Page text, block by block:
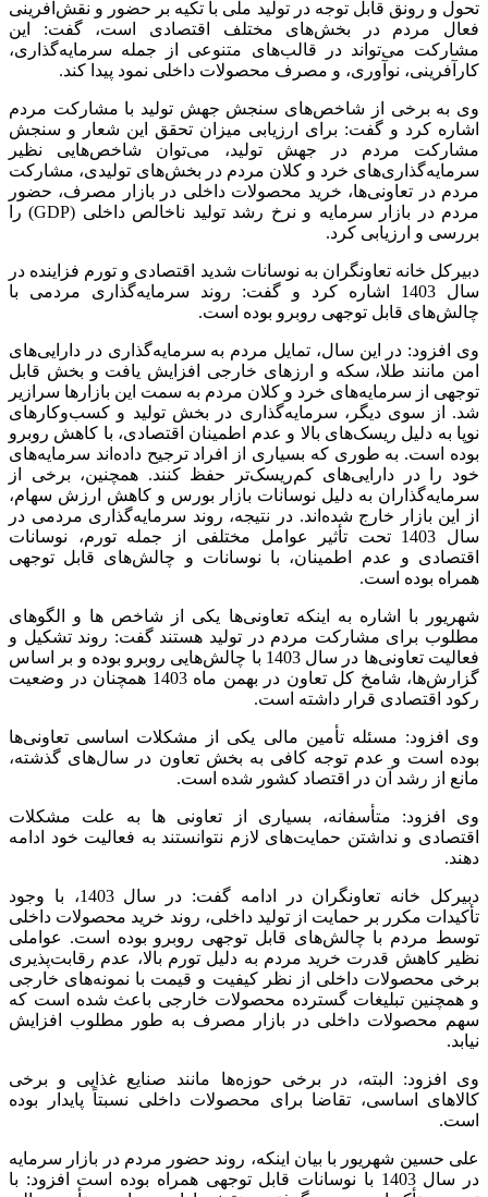
تحول و رونق قابل توجه در تولید ملی با تکیه بر حضور و نقش‌آفرینی
فعال مردم در بخش‌های مختلف اقتصادی است، گفت: این
مشارکت می‌تواند در قالب‌های متنوعی از جمله سرمایه‌گذاری،
کارآفرینی، نوآوری، و مصرف محصولات داخلی نمود پیدا کند.
وی به برخی از شاخص‌های سنجش جهش تولید با مشارکت مردم
اشاره کرد و گفت: برای ارزیابی میزان تحقق این شعار و سنجش
مشارکت مردم در جهش تولید، می‌توان شاخص‌هایی نظیر
سرمایه‌گذاری‌های خرد و کلان مردم در بخش‌های تولیدی، مشارکت
مردم در تعاونی‌ها، خرید محصولات داخلی در بازار مصرف، حضور
مردم در بازار سرمایه و نرخ رشد تولید ناخالص داخلی (GDP) را
بررسی و ارزیابی کرد.
دبیرکل خانه تعاونگران به نوسانات شدید اقتصادی و تورم فزاینده در
سال 1403 اشاره کرد و گفت: روند سرمایه‌گذاری مردمی با
چالش‌های قابل توجهی روبرو بوده است.
وی افزود: در این سال، تمایل مردم به سرمایه‌گذاری در دارایی‌های
امن مانند طلا، سکه و ارزهای خارجی افزایش یافت و بخش قابل
توجهی از سرمایه‌های خرد و کلان مردم به سمت این بازارها سرازیر
شد. از سوی دیگر، سرمایه‌گذاری در بخش تولید و کسب‌وکارهای
نوپا به دلیل ریسک‌های بالا و عدم اطمینان اقتصادی، با کاهش روبرو
بوده است. به طوری که بسیاری از افراد ترجیح داده‌اند سرمایه‌های
خود را در دارایی‌های کم‌ریسک‌تر حفظ کنند. همچنین، برخی از
سرمایه‌گذاران به دلیل نوسانات بازار بورس و کاهش ارزش سهام،
از این بازار خارج شده‌اند. در نتیجه، روند سرمایه‌گذاری مردمی در
سال 1403 تحت تأثیر عوامل مختلفی از جمله تورم، نوسانات
اقتصادی و عدم اطمینان، با نوسانات و چالش‌های قابل توجهی
همراه بوده است.
شهریور با اشاره به اینکه تعاونی‌ها یکی از شاخص ها و الگوهای
مطلوب برای مشارکت مردم در تولید هستند گفت: روند تشکیل و
فعالیت تعاونی‌ها در سال 1403 با چالش‌هایی روبرو بوده و بر اساس
گزارش‌ها، شامخ کل تعاون در بهمن ماه 1403 همچنان در وضعیت
رکود اقتصادی قرار داشته است.
وی افزود: مسئله تأمین مالی یکی از مشکلات اساسی تعاونی‌ها
بوده است و عدم توجه کافی به بخش تعاون در سال‌های گذشته،
مانع از رشد آن در اقتصاد کشور شده است.
وی افزود: متأسفانه، بسیاری از تعاونی ها به علت مشکلات
اقتصادی و نداشتن حمایت‌های لازم نتوانستند به فعالیت خود ادامه
دهند.
دبیرکل خانه تعاونگران در ادامه گفت: در سال 1403، با وجود
تأکیدات مکرر بر حمایت از تولید داخلی، روند خرید محصولات داخلی
توسط مردم با چالش‌های قابل توجهی روبرو بوده است. عواملی
نظیر کاهش قدرت خرید مردم به دلیل تورم بالا، عدم رقابت‌پذیری
برخی محصولات داخلی از نظر کیفیت و قیمت با نمونه‌های خارجی
و همچنین تبلیغات گسترده محصولات خارجی باعث شده است که
سهم محصولات داخلی در بازار مصرف به طور مطلوب افزایش
نیابد.
وی افزود: البته، در برخی حوزه‌ها مانند صنایع غذایی و برخی
کالاهای اساسی، تقاضا برای محصولات داخلی نسبتاً پایدار بوده
است.
علی حسین شهریور با بیان اینکه، روند حضور مردم در بازار سرمایه
در سال 1403 با نوسانات قابل توجهی همراه بوده است افزود: با